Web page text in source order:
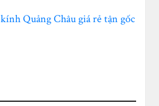
Quảng Châu giá rẻ tận gốc